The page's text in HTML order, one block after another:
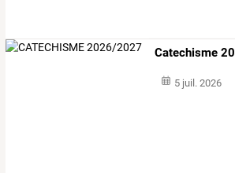
Catechisme
5 juil. 2026